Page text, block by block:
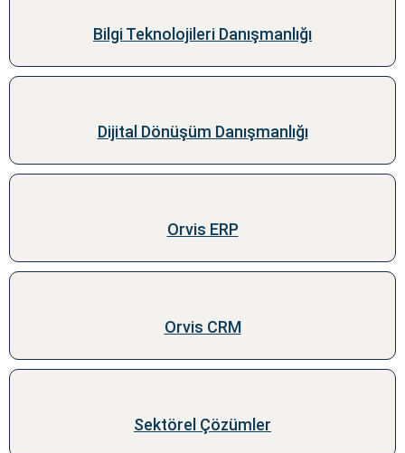
Bilgi Teknolojileri Danışmanlığı
Dijital Dönüşüm Danışmanlığı
Orvis ERP
Orvis CRM
Sektörel Çözümler